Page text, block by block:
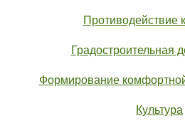
Противодействие
Градостроительная
Формирование
Культура